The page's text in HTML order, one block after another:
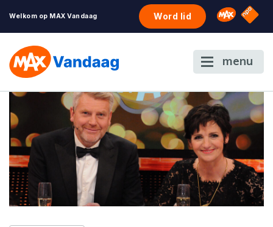
Welkom op MAX Vandaag Word lid Omroep
NPO
menu